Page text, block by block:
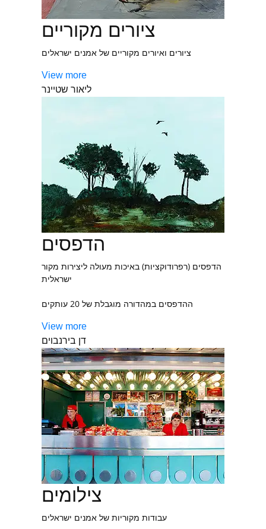
ציורים מקוריים
ציורים ואיורים מקוריים של אמנים ישראלים
View more
ליאור שטיינר
הדפסים
הדפסים (רפרודוקציות) באיכות מעולה ליצירות מקור
ישראלית
ההדפסים במהדורה מוגבלת של 20 עותקים
View more
דן בירנבוים
צילומים
עבודות מקוריות של אמנים ישראלים